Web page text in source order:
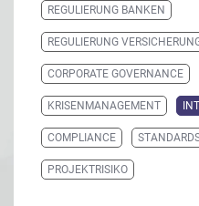
REGULIERUNG BANKEN
REGULIERUNG
CORPORATE GOVERNANCE
KRISENMANAGEMENT
COMPLIANCE
PROJEKTRISIKO